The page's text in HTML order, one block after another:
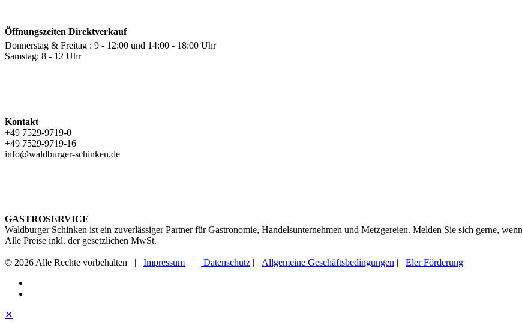
Öffnungszeiten Direktverkauf
Donnerstag & Freitag : 9 - 12:00 und 14:00 - 18:00 Uhr
Samstag: 8 - 12 Uhr
Kontakt
+49 7529-9719-0
+49 7529-9719-16
info@waldburger-schinken.de
GASTROSERVICE
Waldburger Schinken ist ein zuverlässiger Partner für Gastronomie, Handelsunternehmen und Metzgereien. Melden Sie sich gerne,
Alle Preise inkl. der gesetzlichen MwSt.
© 2026 Alle Rechte vorbehalten | Impressum | Datenschutz | Allgemeine Geschäftsbedingungen | Eler Förderung
✕